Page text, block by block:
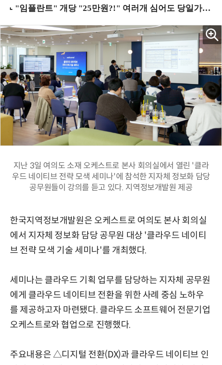
지난 3일 여의도 소재 오케스트로 본사 회의실에서 열린 '클라
우드 네이티브 전략 모색 세미나'에 참석한 지자체 정보화 담당
공무원들이 강의를 듣고 있다. 지역정보개발원 제공
한국지역정보개발원은 오케스트로 여의도 본사 회의실
에서 지자체 정보화 담당 공무원 대상 '클라우드 네이티
브 전략 모색 기술 세미나'를 개최했다.
세미나는 클라우드 기획 업무를 담당하는 지자체 공무원
에게 클라우드 네이티브 전환을 위한 사례 중심 노하우
를 제공하고자 마련됐다. 클라우드 소프트웨어 전문기업
오케스트로와 협업으로 진행했다.
주요내용은 △디지털 전환(DX)과 클라우드 네이티브 인